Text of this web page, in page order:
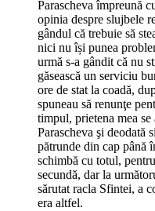
Parascheva împreună
opinia despre slujbele
gândul că trebuie să
nici nu își punea
urmă s-a gândit că nu
găsească un serviciu
ore de stat la coadă,
spuneau să renunţe
timpul, prietena mea
Parascheva şi deodată
pătrunde din cap până
schimbă cu totul,
secundă, dar la
sărutat racla Sfintei, a
era altfel.